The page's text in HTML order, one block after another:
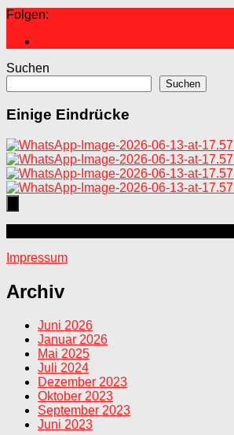
Folgen:
Suchen
Suchen
Einige Eindrücke
Impressum
Archiv
Juni 2026
Januar 2026
Mai 2025
Juli 2024
Dezember 2023
Oktober 2023
September 2023
Juni 2023